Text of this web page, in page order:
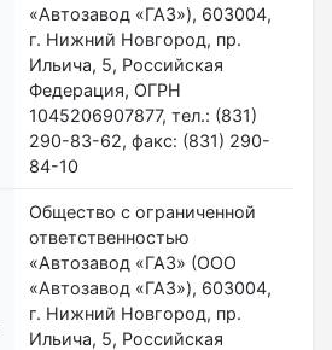
«Автозавод «ГАЗ»), 603004,
г. Нижний Новгород, пр.
Ильича, 5, Российская
Федерация, ОГРН
1045206907877, тел.: (831)
290-83-62, факс: (831) 290-
84-10
Общество с ограниченной
ответственностью
«Автозавод «ГАЗ» (ООО
«Автозавод «ГАЗ»), 603004,
г. Нижний Новгород, пр.
Ильича, 5, Российская